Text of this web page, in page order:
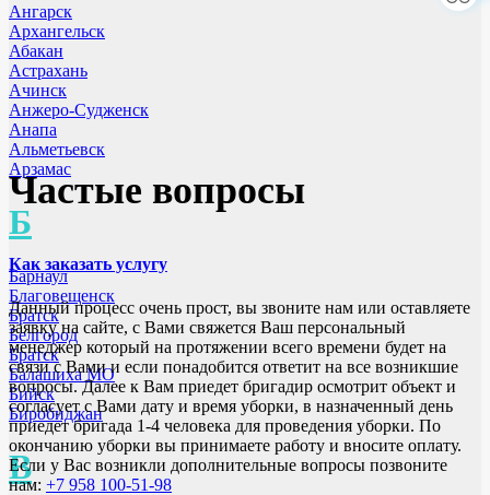
Ангарск
Архангельск
Абакан
Астрахань
Ачинск
Анжеро-Судженск
Анапа
Альметьевск
Арзамас
Б
Барнаул
Благовещенск
Братск
Белгород
Братск
Балашиха МО
Бийск
Биробиджан
В
Частые вопросы
Как заказать услугу
Данный процесс очень прост, вы звоните нам или оставляете
заявку на сайте, с Вами свяжется Ваш персональный
менеджер который на протяжении всего времени будет на
связи с Вами и если понадобится ответит на все возникшие
вопросы. Далее к Вам приедет бригадир осмотрит объект и
согласует с Вами дату и время уборки, в назначенный день
приедет бригада 1-4 человека для проведения уборки. По
окончанию уборки вы принимаете работу и вносите оплату.
Если у Вас возникли дополнительные вопросы позвоните
нам: +7 958 100-51-98